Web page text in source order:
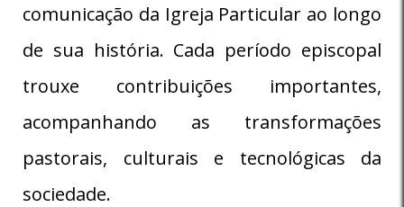
comunicação da Igreja Particular ao longo
de sua história. Cada período episcopal
trouxe contribuições importantes,
acompanhando as transformações
pastorais, culturais e tecnológicas da
sociedade.